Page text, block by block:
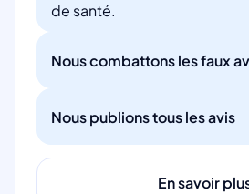
de santé.
Nous combattons les faux
Nous publions tous les avis
En savoir